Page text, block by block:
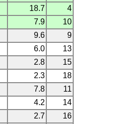
18.7
4
7.9
10
9.6
9
6.0
13
2.8
15
2.3
18
7.8
11
4.2
14
2.7
16